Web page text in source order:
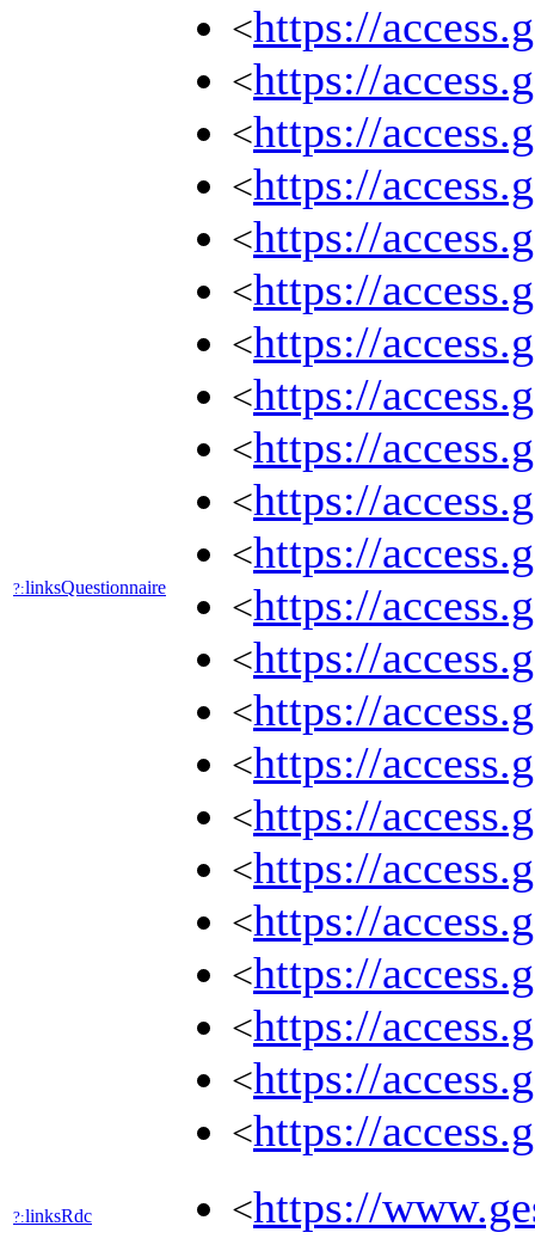
?:linksQuestionnaire
<https://
<https://
<https://
<https://
<https://
<https://
<https://
<https://
<https://
<https://
<https://
<https://
<https://
<https://
<https://
<https://
<https://
<https://
<https://
<https://
<https://
<https://
?:linksRdc <https://